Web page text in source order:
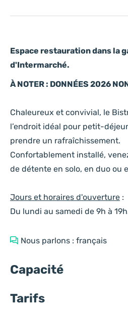
Espace restauration dans la
d'Intermarché.
À NOTER : DONNÉES 2026
Chaleureux et convivial, le
l’endroit idéal pour petit-
prendre un rafraîchissement.
Confortablement installé,
de détente en solo, en duo ou
Jours et horaires d'ouverture :
Du lundi au samedi de 9h à
Nous parlons : français
Capacité
Tarifs